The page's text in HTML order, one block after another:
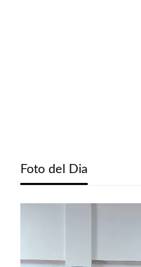
Foto del Dia